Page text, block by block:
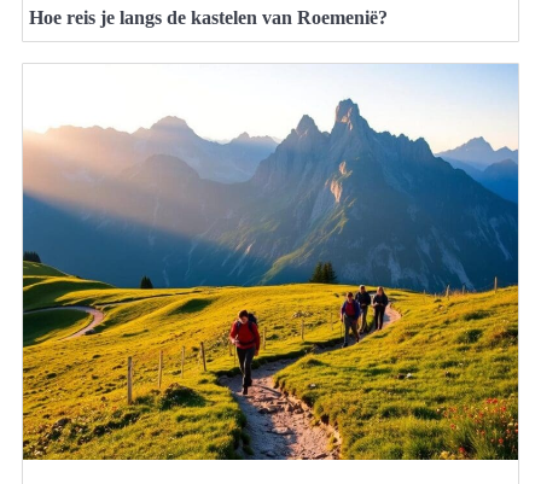
Hoe reis je langs de kastelen van Roemenië?